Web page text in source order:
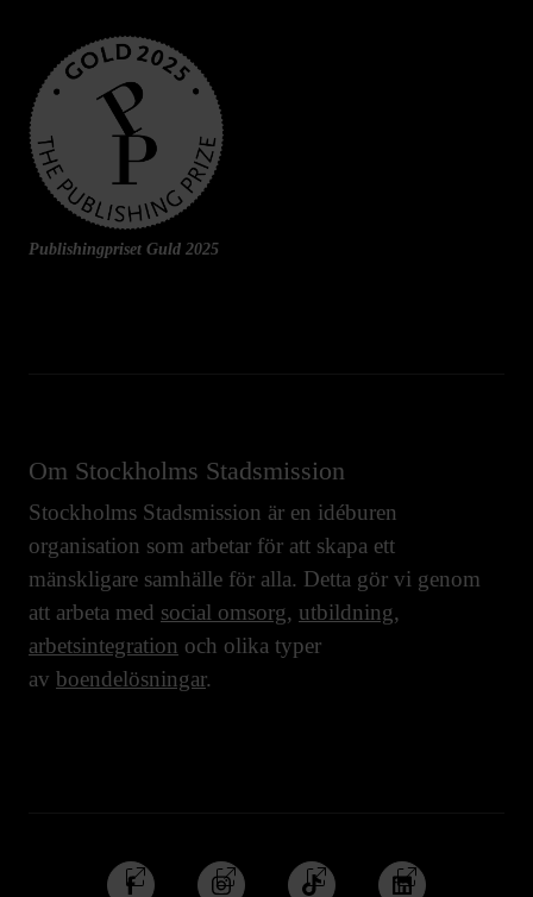
Publishingpriset Guld 2025
Om Stockholms Stadsmission
Stockholms Stadsmission är en idéburen
organisation som arbetar för att skapa ett
mänskligare samhälle för alla. Detta gör vi genom
att arbeta med social omsorg, utbildning,
arbetsintegration och olika typer
av boendelösningar.
Följ
Följ
Följ
Följ